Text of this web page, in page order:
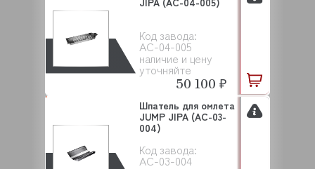
Код завода:
AC-04-005
наличие и цену
уточняйте
50 100 ₽
Код завода:
AC-03-004
Шпатель для омлета
JUMP JIPA (AC-03-
004)